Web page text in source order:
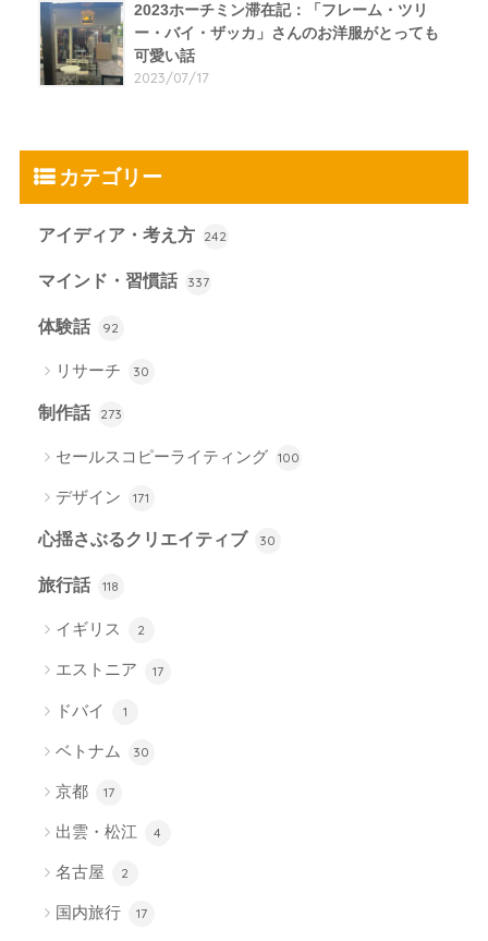
2023ホーチミン滞在記：「フレーム・ツリ
ー・バイ・ザッカ」さんのお洋服がとっても
可愛い話
2023/07/17
カテゴリー
アイディア・考え方 242
マインド・習慣話 337
体験話 92
リサーチ 30
制作話 273
セールスコピーライティング 100
デザイン 171
心揺さぶるクリエイティブ 30
旅行話 118
イギリス 2
エストニア 17
ドバイ 1
ベトナム 30
京都 17
出雲・松江 4
名古屋 2
国内旅行 17